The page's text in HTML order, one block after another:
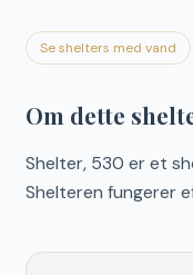
Se shelters med vand
Om dette
Shelter, 530 er et
Shelteren fungerer